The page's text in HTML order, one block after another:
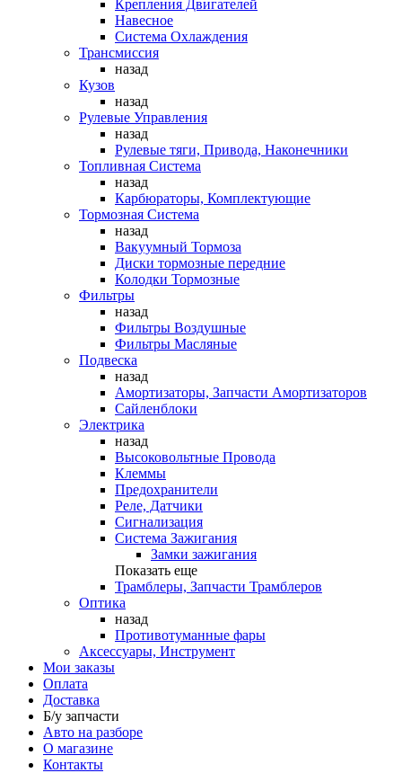
Крепления Двигателей
Навесное
Система Охлаждения
Трансмиссия
назад
Кузов
назад
Рулевые Управления
назад
Рулевые тяги, Привода, Наконечники
Топливная Система
назад
Карбюраторы, Комплектующие
Тормозная Система
назад
Вакуумный Тормоза
Диски тормозные передние
Колодки Тормозные
Фильтры
назад
Фильтры Воздушные
Фильтры Масляные
Подвеска
назад
Амортизаторы, Запчасти Амортизаторов
Сайленблоки
Электрика
назад
Высоковольтные Провода
Клеммы
Предохранители
Реле, Датчики
Сигнализация
Система Зажигания
Замки зажигания
Показать еще
Трамблеры, Запчасти Трамблеров
Оптика
назад
Противотуманные фары
Аксессуары, Инструмент
Мои заказы
Оплата
Доставка
Б/у запчасти
Авто на разборе
О магазине
Контакты